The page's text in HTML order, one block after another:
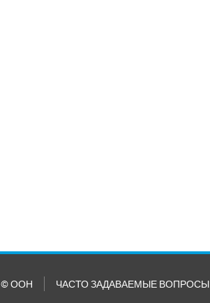
© ООН ЧАСТО ЗАДАВАЕМЫЕ ВОПРОСЫ